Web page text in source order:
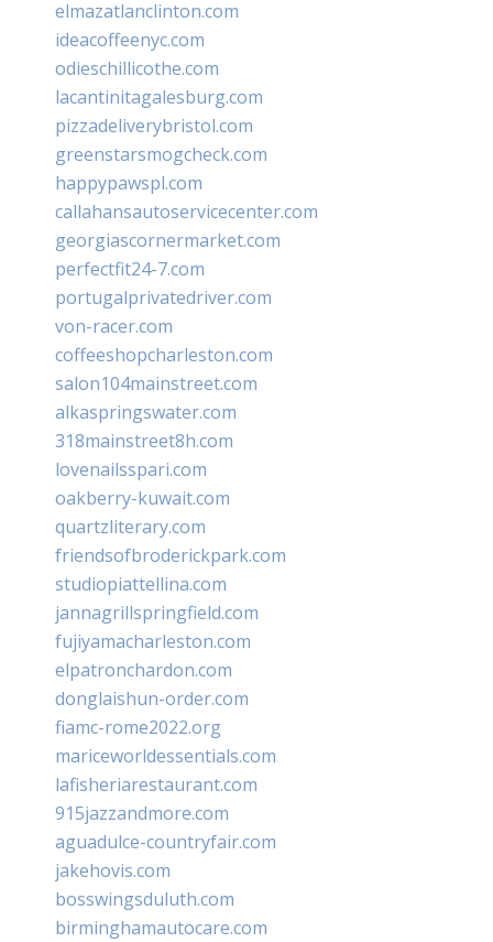
elmazatlanclinton.com
ideacoffeenyc.com
odieschillicothe.com
lacantinitagalesburg.com
pizzadeliverybristol.com
greenstarsmogcheck.com
happypawspl.com
callahansautoservicecenter.com
georgiascornermarket.com
perfectfit24-7.com
portugalprivatedriver.com
von-racer.com
coffeeshopcharleston.com
salon104mainstreet.com
alkaspringswater.com
318mainstreet8h.com
lovenailsspari.com
oakberry-kuwait.com
quartzliterary.com
friendsofbroderickpark.com
studiopiattellina.com
jannagrillspringfield.com
fujiyamacharleston.com
elpatronchardon.com
donglaishun-order.com
fiamc-rome2022.org
mariceworldessentials.com
lafisheriarestaurant.com
915jazzandmore.com
aguadulce-countryfair.com
jakehovis.com
bosswingsduluth.com
birminghamautocare.com